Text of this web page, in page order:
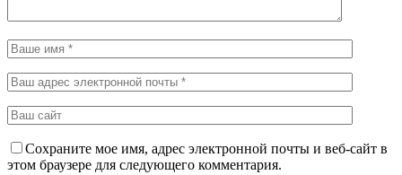
Сохраните мое имя, адрес электронной почты и веб-сайт в
этом браузере для следующего комментария.